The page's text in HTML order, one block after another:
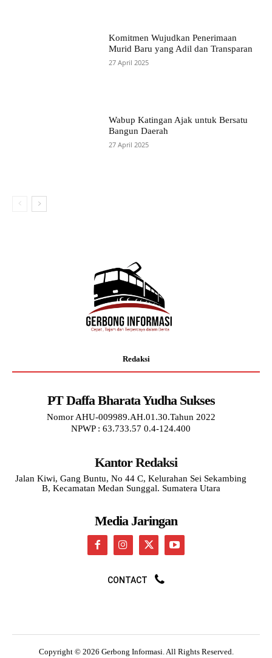
Komitmen Wujudkan Penerimaan
Murid Baru yang Adil dan Transparan
27 April 2025
Wabup Katingan Ajak untuk Bersatu
Bangun Daerah
27 April 2025
Redaksi
PT Daffa Bharata Yudha Sukses
Nomor AHU-009989.AH.01.30.Tahun 2022
NPWP : 63.733.57 0.4-124.400
Kantor Redaksi
Jalan Kiwi, Gang Buntu, No 44 C, Kelurahan Sei Sekambing
B, Kecamatan Medan Sunggal. Sumatera Utara
Media Jaringan
CONTACT
Copyright © 2026 Gerbong Informasi. All Rights Reserved.